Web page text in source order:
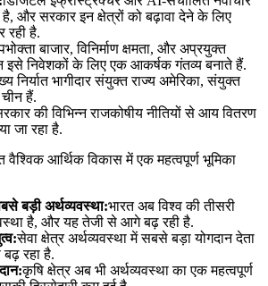
है, और सरकार इन क्षेत्रों को बढ़ावा देने के लिए
रही है.
बाजार, विनिर्माण क्षमता, और अप्रयुक्त
इसे निवेशकों के लिए एक आकर्षक गंतव्य बनाते हैं.
निर्यात भागीदार संयुक्त राज्य अमेरिका, संयुक्त
हैं.
की विभिन्न राजकोषीय नीतियों से आय वितरण
जा रहा है.
वैश्विक आर्थिक विकास में एक महत्वपूर्ण भूमिका
बड़ी अर्थव्यवस्था:भारत अब विश्व की तीसरी
है, और यह तेजी से आगे बढ़ रही है.
सेवा क्षेत्र अर्थव्यवस्था में सबसे बड़ा योगदान देता
रहा है.
कृषि क्षेत्र अब भी अर्थव्यवस्था का एक महत्वपूर्ण